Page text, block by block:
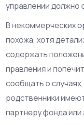
управлении должно
В некоммерческих
похожа, хотя
содержать
правления и
сообщать о случаях,
родственники
партнеру фонда или